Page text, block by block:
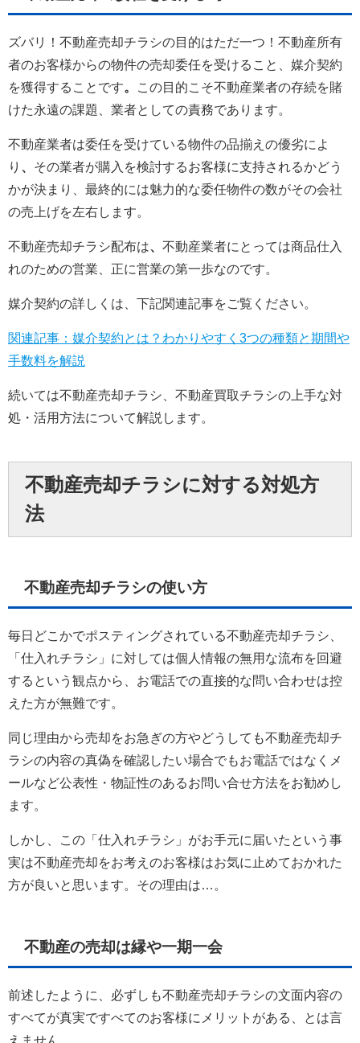
ズバリ！不動産売却チラシの目的はただ一つ！不動産所有
者のお客様からの物件の売却委任を受けること、媒介契約
を獲得することです。
この目的こそ不動産業者の存続を賭
けた永遠の課題、業者としての責務であります。
不動産業者は委任を受けている物件の品揃えの優劣によ
り 、 その業者が購入を検討するお客様に支持されるかどう
かが決まり、最終的には魅力的な委任物件の数がその会社
の売上げを左右します。
不動産売却チラシ配布は、 不動産業者にとっては商品仕入
れのための営業、正に営業の第一歩なのです。
媒介契約の詳しくは、下記関連記事をご覧ください。
関連記事：媒介契約とは？わかりやすく3つの種類と期間や
手数料を解説
続いては不動産売却チラシ、不動産買取チラシの上手な対
処・活用方法について解説します。
不動産売却チラシに対する対処方
法
不動産売却チラシの使い方
毎日どこかでポスティングされている不動産売却チラシ、
「仕入れチラシ」に対しては個人情報の無用な流布を回避
するという観点から、お電話での直接的な問い合わせは控
えた方が無難です。
同じ理由から売却をお急ぎの方やどうしても不動産売却チ
ラシの内容の真偽を確認したい場合でもお電話ではなくメ
ールなど公表性・物証性のあるお問い合せ方法をお勧めし
ます。
しかし、この「仕入れチラシ」がお手元に届いたという事
実は不動産売却をお考えのお客様はお気に止めておかれた
方が良いと思います。その理由は…。
不動産の売却は縁や一期一会
前述したように、必ずしも不動産売却チラシの文面内容の
すべてが真実ですべてのお客様にメリットがある、とは言